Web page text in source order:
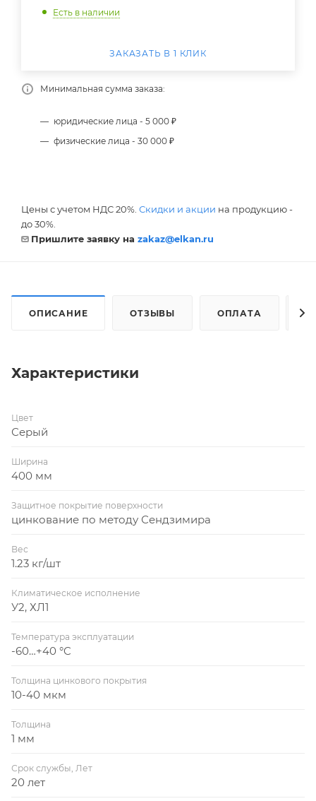
Есть в наличии
ЗАКАЗАТЬ В 1 КЛИК
Минимальная сумма заказа:
юридические лица - 5 000 ₽
физические лица - 30 000 ₽
Цены с учетом НДС 20%. Скидки и акции на продукцию -
до 30%.
Пришлите заявку на zakaz@elkan.ru
ОПИСАНИЕ ОТЗЫВЫ ОПЛАТА
Характеристики
Цвет
Серый
Ширина
400 мм
Защитное покрытие поверхности
цинкование по методу Сендзимира
Вес
1.23 кг/шт
Климатическое исполнение
У2, ХЛ1
Температура эксплуатации
-60…+40 °C
Толщина цинкового покрытия
10-40 мкм
Толщина
1 мм
Срок службы, Лет
20 лет